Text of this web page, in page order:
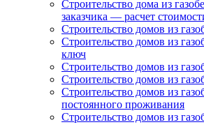
Строительство дома из
заказчика — расчет
Строительство домов из
Строительство домов из
ключ
Строительство домов из
Строительство домов из
Строительство домов из
постоянного проживания
Строительство домов из